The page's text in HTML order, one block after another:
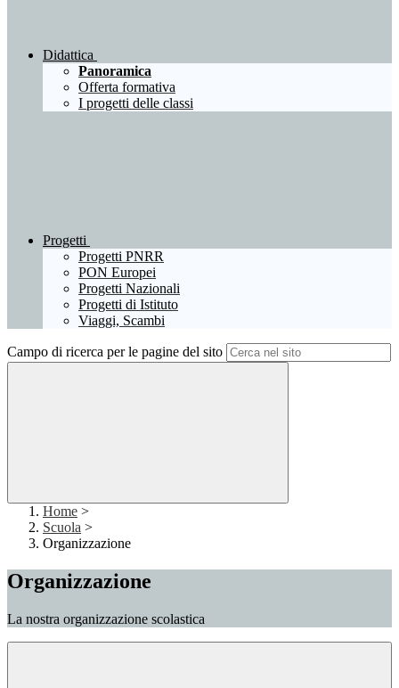
Didattica
Panoramica
Offerta formativa
I progetti delle classi
Progetti
Progetti PNRR
PON Europei
Progetti Nazionali
Progetti di Istituto
Viaggi, Scambi
Campo di ricerca per le pagine del sito
Home >
Scuola >
Organizzazione
Organizzazione
La nostra organizzazione scolastica